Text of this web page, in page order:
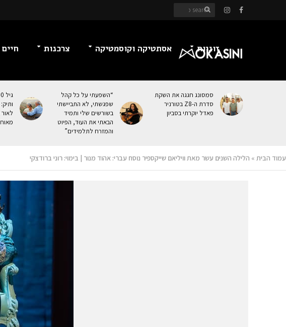
זוגיות אסתטיקה וקוסמטיקה צרכנות
סמסונג חגגה את השקת
סדרת ה-Z8 בטורניר
פאדל יוקרתי בסביון
“השפעתי על כל קהל
שפגשתי, לא התביישתי
בשורשים שלי ותמיד
הבאתי את העוּד, הפיוט
והמזרח לתלמידים”
עמוד הבית » הלילה השנים עשר מאת וויליאם שייקספיר נוסח עברי: אהוד מנור | בימוי: רוני ברודצקי